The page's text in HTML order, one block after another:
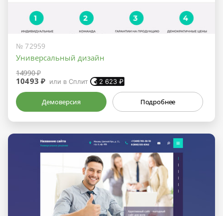
№ 72959
Универсальный дизайн
14990 ₽
10493 ₽ или в Сплит 2 623 ₽
Демоверсия Подробнее